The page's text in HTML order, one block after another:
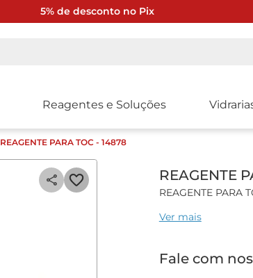
5% de desconto no Pix
Reagentes e Soluções
REAGENTE PARA TOC - 14878
REAGENTE
REAGENTE PARA
Kit para Análise de
Ver mais
Fale com